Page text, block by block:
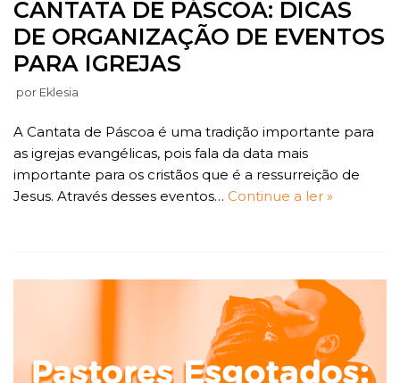
CANTATA DE PÁSCOA: DICAS
DE ORGANIZAÇÃO DE EVENTOS
PARA IGREJAS
por Eklesia
A Cantata de Páscoa é uma tradição importante para
as igrejas evangélicas, pois fala da data mais
importante para os cristãos que é a ressurreição de
Jesus. Através desses eventos… Continue a ler »